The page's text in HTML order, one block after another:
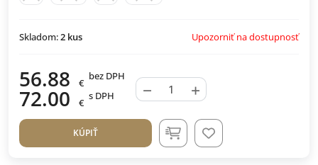
Skladom:2 kus Upozorniť na dostupnosť
56.88 €
bez DPH
72.00 €
s DPH − +
KÚPIŤ